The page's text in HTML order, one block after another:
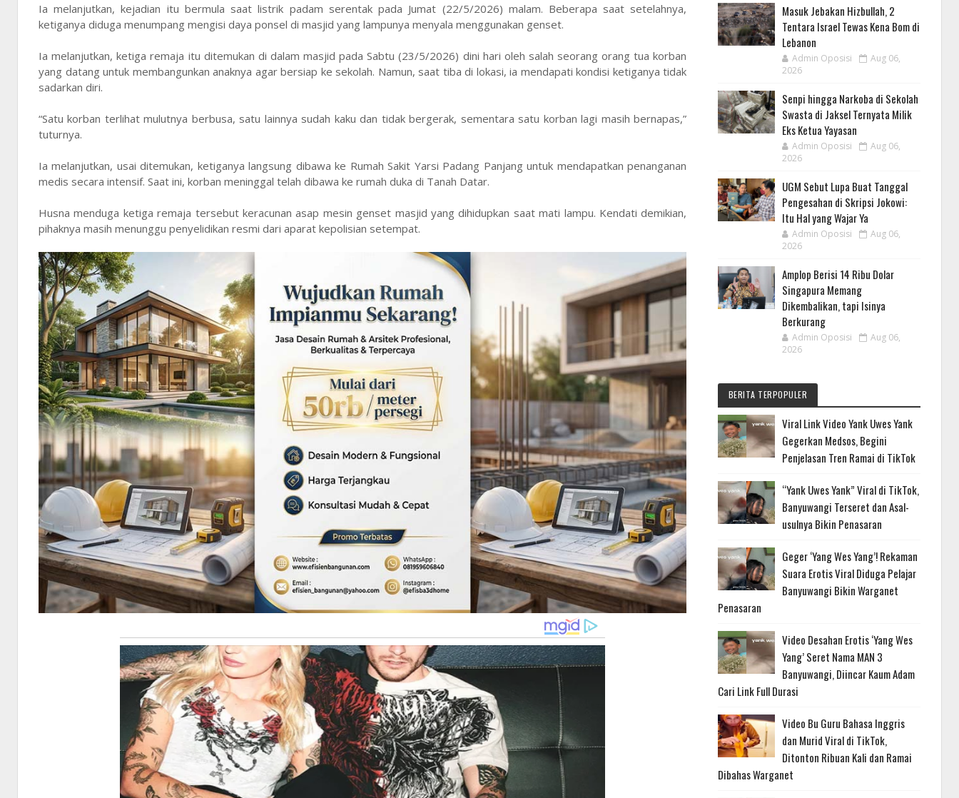
Ia melanjutkan, kejadian itu bermula saat listrik padam serentak pada Jumat (22/5/2026) malam. Beberapa saat setelahnya,
ketiganya diduga menumpang mengisi daya ponsel di masjid yang lampunya menyala menggunakan genset.
Ia melanjutkan, ketiga remaja itu ditemukan di dalam masjid pada Sabtu (23/5/2026) dini hari oleh salah seorang orang tua korban
yang datang untuk membangunkan anaknya agar bersiap ke sekolah. Namun, saat tiba di lokasi, ia mendapati kondisi ketiganya tidak
sadarkan diri.
“Satu korban terlihat mulutnya berbusa, satu lainnya sudah kaku dan tidak bergerak, sementara satu korban lagi masih bernapas,”
tuturnya.
Ia melanjutkan, usai ditemukan, ketiganya langsung dibawa ke Rumah Sakit Yarsi Padang Panjang untuk mendapatkan penanganan
medis secara intensif. Saat ini, korban meninggal telah dibawa ke rumah duka di Tanah Datar.
Husna menduga ketiga remaja tersebut keracunan asap mesin genset masjid yang dihidupkan saat mati lampu. Kendati demikian,
pihaknya masih menunggu penyelidikan resmi dari aparat kepolisian setempat.
Masuk Jebakan Hizbullah, 2
Tentara Israel Tewas Kena Bom di
Lebanon
Admin Oposisi
Aug 06,
2026
Senpi hingga Narkoba di Sekolah
Swasta di Jaksel Ternyata Milik
Eks Ketua Yayasan
Admin Oposisi
Aug 06,
2026
UGM Sebut Lupa Buat Tanggal
Pengesahan di Skripsi Jokowi:
Itu Hal yang Wajar Ya
Admin Oposisi
Aug 06,
2026
Amplop Berisi 14 Ribu Dolar
Singapura Memang
Dikembalikan, tapi Isinya
Berkurang
Admin Oposisi
Aug 06,
2026
BERITA TERPOPULER
Viral Link Video Yank Uwes Yank
Gegerkan Medsos, Begini
Penjelasan Tren Ramai di TikTok
“Yank Uwes Yank” Viral di TikTok,
Banyuwangi Terseret dan Asal-
usulnya Bikin Penasaran
Geger ‘Yang Wes Yang’! Rekaman
Suara Erotis Viral Diduga Pelajar
Banyuwangi Bikin Warganet
Penasaran
Video Desahan Erotis ‘Yang Wes
Yang’ Seret Nama MAN 3
Banyuwangi, Diincar Kaum Adam
Cari Link Full Durasi
Video Bu Guru Bahasa Inggris
dan Murid Viral di TikTok,
Ditonton Ribuan Kali dan Ramai
Dibahas Warganet